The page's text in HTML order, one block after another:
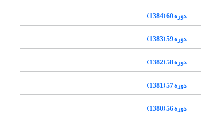
دوره 60 (1384)
دوره 59 (1383)
دوره 58 (1382)
دوره 57 (1381)
دوره 56 (1380)